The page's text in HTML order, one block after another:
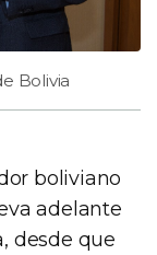
Bolivia
boliviano
adelante
desde que